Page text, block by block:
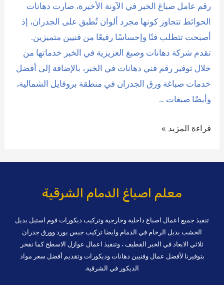
رقم عامل صباغ الخبر في الآونة الأخيرة، صارت دهانات
الحوائط تتجاوز كونها مجرد ألوان تُطبق على الجدران، إذ
أصبحت تتطلب فنًا وإحساسًا رفيعًا من فنيين متميزين.
تقدم شركة دهانات وصبغ العزيزية في الخبر خدماتها من
خلال توفير رقم فني دهانات في الخبر، بالإضافة إلى أفضل
خدمات صباغة ورق الجدران في منطقة بروفايل الشمالية،
وأيضًا صبغات …
رقم
قراءة المزيد »
معلم اصباغ الدمام الشرقية
تنفيذ جميع اعمال اصباغ داخلية وخارجية وتركيب ديكورات فوم استيل بديل
الخشب بديل الرخام في الدمام وايضا تركيب جبس بورد وورق جدران
ثلاثي الابعاد في الخبر القطيف ، وتنفيذ اعمال عوازل الاسطح كما نفخر
بتوفيرنا لأفضل عمال وفنيين دهانات وديكورات وتقديم أفضل سعر مواد
الديكور في الشرقية.